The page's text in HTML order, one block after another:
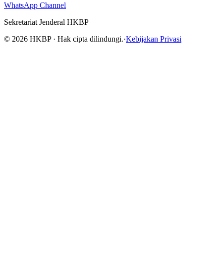
WhatsApp Channel
Sekretariat Jenderal HKBP
© 2026 HKBP · Hak cipta dilindungi.·Kebijakan Privasi